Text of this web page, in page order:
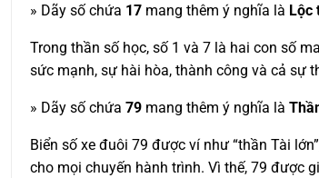
» Dãy số chứa 17 mang thêm ý nghĩa là Lộc
Trong thần số học, số 1 và 7 là hai con số
sức mạnh, sự hài hòa, thành công và cả sự
» Dãy số chứa 79 mang thêm ý nghĩa là
Biển số xe đuôi 79 được ví như “thần Tài
cho mọi chuyến hành trình. Vì thế, 79 được